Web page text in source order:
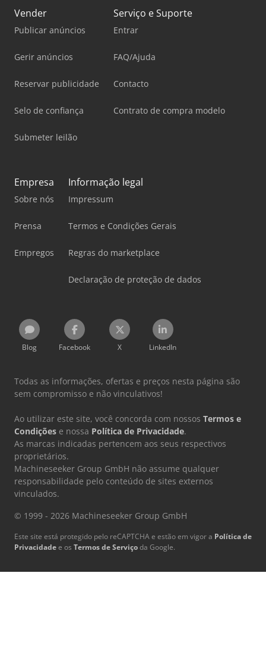
Vender
Publicar anúncios
Gerir anúncios
Reservar publicidade
Selo de confiança
Submeter leilão
Serviço e Suporte
Entrar
FAQ/Ajuda
Contacto
Contrato de compra modelo
Empresa
Sobre nós
Prensa
Empregos
Informação legal
Impressum
Termos e Condições Gerais
Regras do marketplace
Declaração de proteção de dados
Blog Facebook X LinkedIn
Todas as informações, ofertas e preços nesta página são
sem compromisso e não vinculativos!
Ao utilizar este site, você concorda com nossos Termos e
Condições e nossa Política de Privacidade.
As marcas indicadas pertencem aos seus respectivos
proprietários.
Machineseeker Group GmbH não assume qualquer
responsabilidade pelo conteúdo de sites externos
vinculados.
© 1999 - 2026 Machineseeker Group GmbH
Este site está protegido pelo reCAPTCHA e estão em vigor a Política de
Privacidadee os Termos de Serviçoda Google.